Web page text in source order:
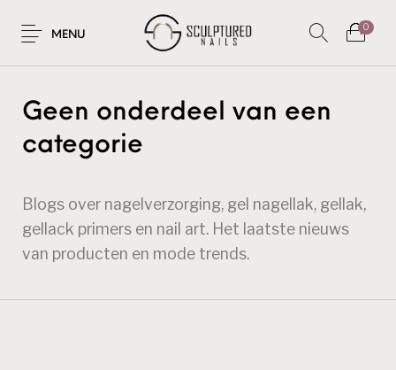
MENU
0
Geen onderdeel van een
categorie
Blogs over nagelverzorging, gel nagellak, gellak,
gellack primers en nail art. Het laatste nieuws
van producten en mode trends.